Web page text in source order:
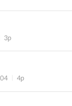
3p
4p